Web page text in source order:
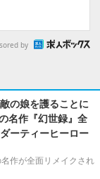
by
の娘を護ることに
名作『幻世録』全
ーティーヒーロー
作が全面リメイクされ